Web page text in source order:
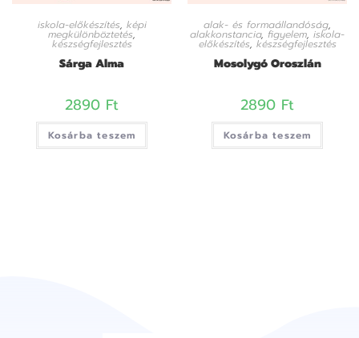
iskola-előkészítés, képi
megkülönböztetés,
készségfejlesztés
Sárga Alma
2890 Ft
Kosárba teszem
alak- és formaállandóság,
alakkonstancia, figyelem, iskola-
előkészítés, készségfejlesztés
Mosolygó Oroszlán
2890 Ft
Kosárba teszem